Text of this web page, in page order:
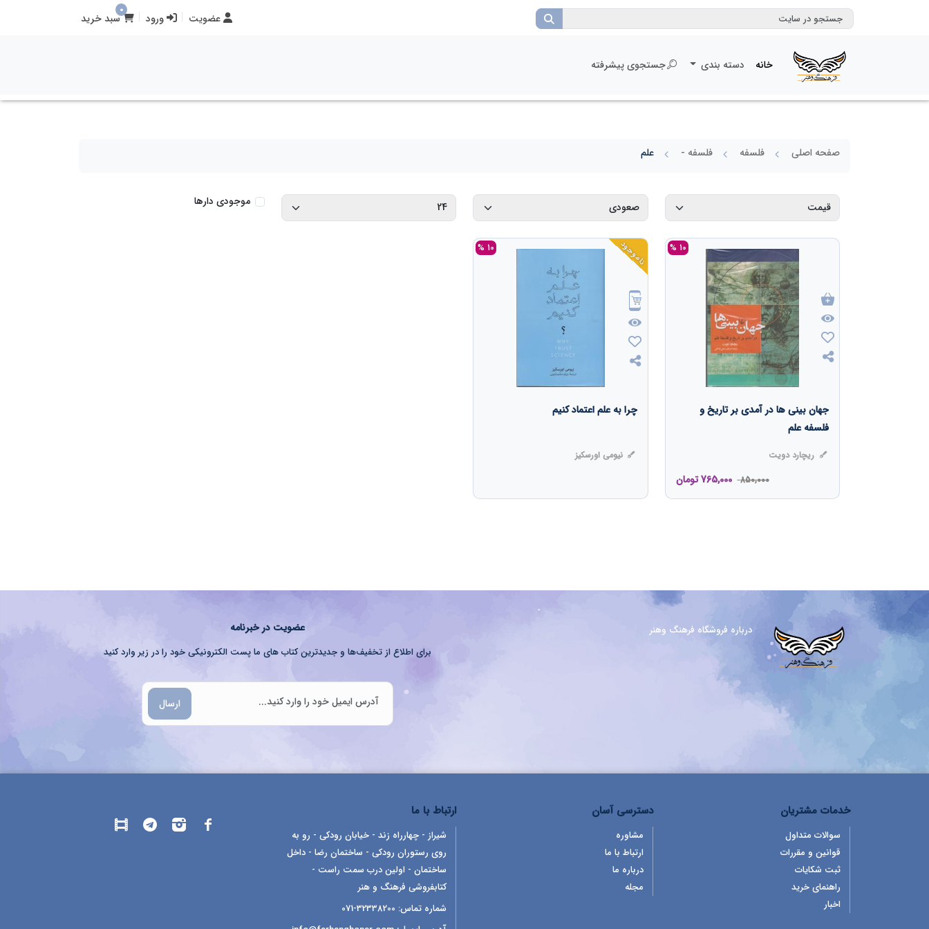
عضویت ورود
0
سبد خرید
خانه دسته بندی جستجوی پیشرفته
صفحه اصلی فلسفه فلسفه - علم
موجودی دارها
10 %
جهان بینی ها در آمدی بر تاریخ و
فلسفه علم
ریچارد دویت
850,000
765,000 تومان
ناموجود 10 %
چرا به علم اعتماد کنیم
نیومی اورسکیز
درباره فروشگاه فرهنگ وهنر عضویت در خبرنامه
برای اطلاع از تخفیف‌ها و جدیدترین کتاب های ما پست الکترونیکی خود را در زیر وارد کنید
ارسال
خدمات مشتریان
سوالات متداول
قوانین و مقررات
ثبت شکایات
راهنمای خرید
اخبار
دسترسی آسان
مشاوره
ارتباط با ما
درباره ما
مجله
ارتباط با ما
شیراز - چهارراه زند - خیابان رودکی - رو به
روی رستوران رودکی - ساختمان رضا - داخل
ساختمان - اولین درب سمت راست -
کتابفروشی فرهنگ و هنر
شماره تماس: 32338200-071